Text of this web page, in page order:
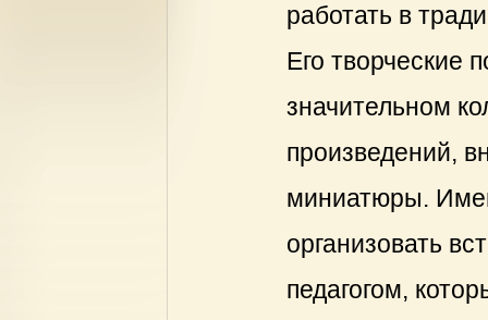
работать в
Его творческие
значительном
произведений,
миниатюры.
организовать
педагогом,